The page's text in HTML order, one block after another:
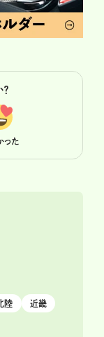
った
陸 近畿